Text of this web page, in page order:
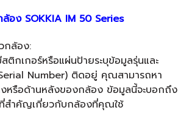
ล้อง SOKKIA IM 50 Series
กล้อง:
ติกเกอร์หรือแผ่นป้ายระบุข้อมูลรุ่นและ
Number) ติดอยู่ คุณสามารถหา
หรือด้านหลังของกล้อง ข้อมูลนี้จะบอกถึง
ที่สำคัญเกี่ยวกับกล้องที่คุณใช้